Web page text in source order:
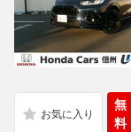
無
料